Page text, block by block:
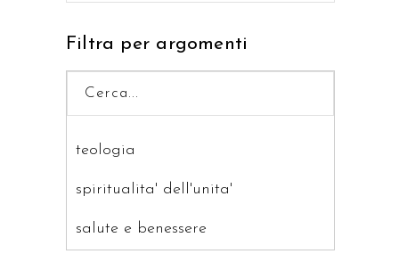
Filtra per argomenti
teologia
spiritualita' dell'unita'
salute e benessere